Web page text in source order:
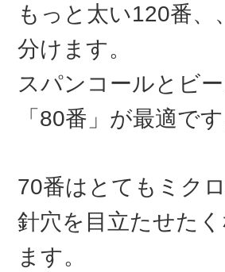
もっと太い120番
分けます。
スパンコールとビ
「80番」が最適です
70番はとてもミク
針穴を目立たせた
ます。